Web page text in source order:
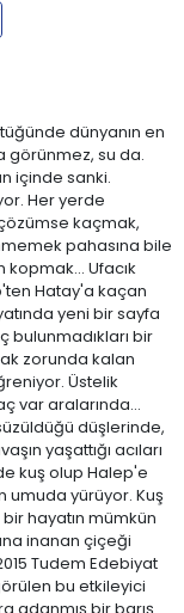
dünyanın en
görünmez, su da.
içinde sanki.
Her yerde
kaçmak,
pahasına bile
Ufacık
Hatay'a kaçan
yeni bir sayfa
bulunmadıkları bir
zorunda kalan
Üstelik
var aralarında...
düşlerinde,
yaşattığı acıları
kuş olup Halep'e
umuda yürüyor. Kuş
hayatın mümkün
inanan çiçeği
Tudem Edebiyat
bu etkileyici